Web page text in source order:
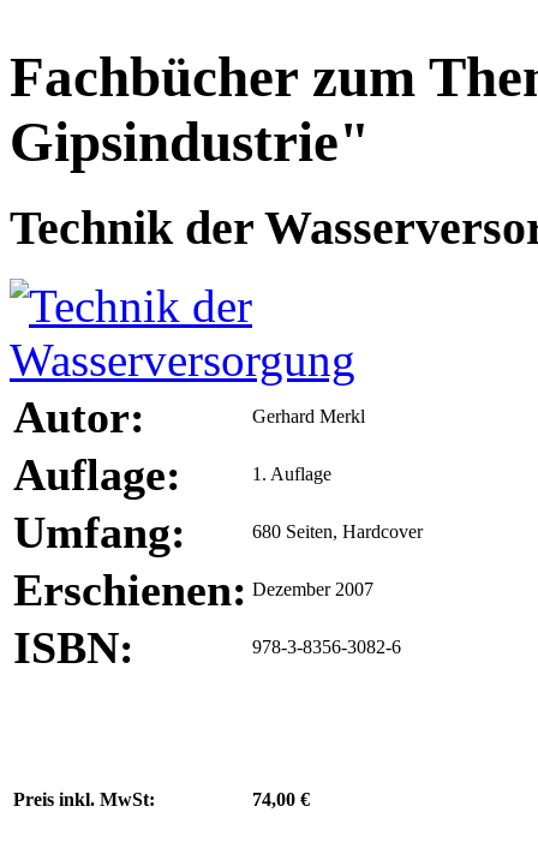
Fachbücher zum
Gipsindustrie"
Technik der
Autor: Gerhard Merkl
Auflage: 1. Auflage
Umfang: 680 Seiten, Hardcover
Erschienen: Dezember 2007
ISBN: 978-3-8356-3082-6
Preis inkl. MwSt: 74,00 €